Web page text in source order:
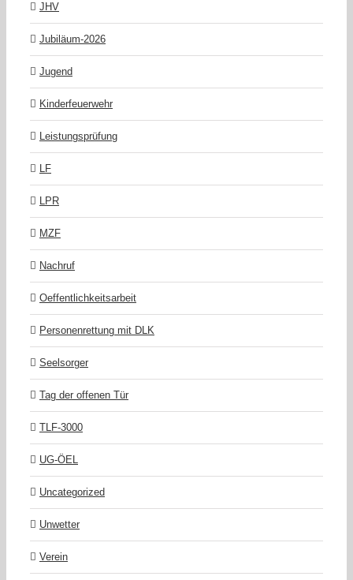
JHV
Jubiläum-2026
Jugend
Kinderfeuerwehr
Leistungsprüfung
LF
LPR
MZF
Nachruf
Oeffentlichkeitsarbeit
Personenrettung mit DLK
Seelsorger
Tag der offenen Tür
TLF-3000
UG-ÖEL
Uncategorized
Unwetter
Verein